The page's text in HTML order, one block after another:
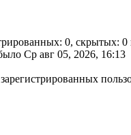
0, скрытых:
Ср авг 05, 2026, 16:13